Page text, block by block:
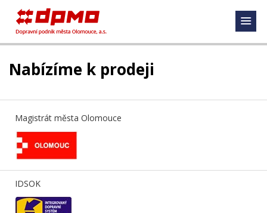
Nabízíme k prodeji
Magistrát města Olomouce
IDSOK